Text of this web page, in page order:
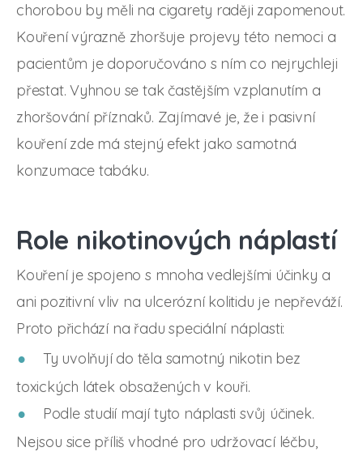
chorobou by měli na cigarety raději zapomenout.
Kouření výrazně zhoršuje projevy této nemoci a
pacientům je doporučováno s ním co nejrychleji
přestat. Vyhnou se tak častějším vzplanutím a
zhoršování příznaků. Zajímavé je, že i pasivní
kouření zde má stejný efekt jako samotná
konzumace tabáku.
Role nikotinových náplastí
Kouření je spojeno s mnoha vedlejšími účinky a
ani pozitivní vliv na ulcerózní kolitidu je nepřeváží.
Proto přichází na řadu speciální náplasti:
Ty uvolňují do těla samotný nikotin bez
toxických látek obsažených v kouři.
Podle studií mají tyto náplasti svůj účinek.
Nejsou sice příliš vhodné pro udržovací léčbu,